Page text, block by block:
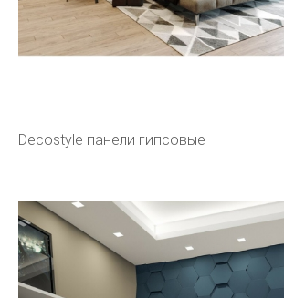
Decostyle панели гипсовые